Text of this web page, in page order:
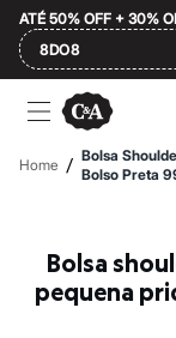
ATÉ 50% OFF + 30%
8DO8
Ofertas
Compre por
Feminino
Masculino
Plus Size
Até 20% off
Até 40% off
Home / Bolsa
Bolso Preta
Bolsa shoulder bag unissex transversal
pequena